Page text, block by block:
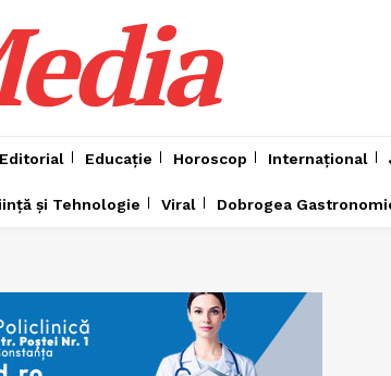
Editorial Educație Horoscop Internațional
și Tehnologie Viral Dobrogea